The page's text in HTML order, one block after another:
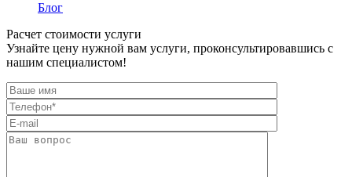
Блог
Расчет стоимости услуги
Узнайте цену нужной вам услуги, проконсультировавшись с
нашим специалистом!